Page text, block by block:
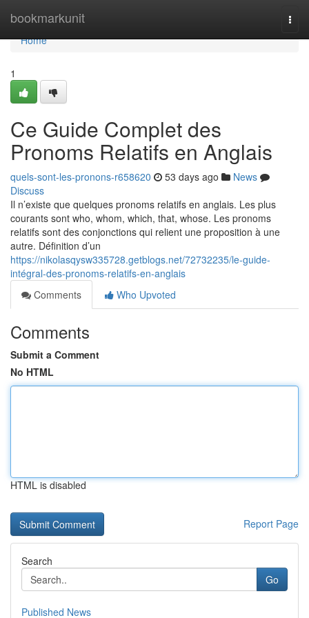
bookmarkunit
Home
Home
1
Ce Guide Complet des
Pronoms Relatifs en Anglais
quels-sont-les-pronons-r658620 53 days ago
News
Discuss
Il n’existe que quelques pronoms relatifs en anglais. Les plus
courants sont who, whom, which, that, whose. Les pronoms
relatifs sont des conjonctions qui relient une proposition à une
autre. Définition d’un
https://nikolasqysw335728.getblogs.net/72732235/le-guide-
intégral-des-pronoms-relatifs-en-anglais
Comments
Who Upvoted
Comments
Submit a Comment
No HTML
HTML is disabled
Report Page
Search
Go
Published News